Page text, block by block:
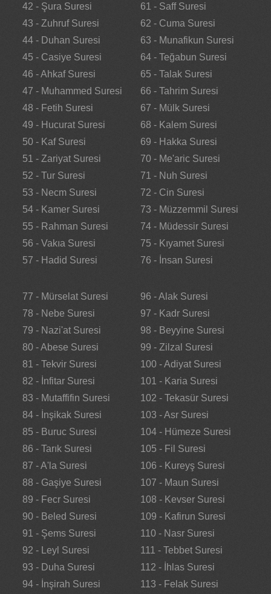
42 - Şura Suresi
43 - Zuhruf Suresi
44 - Duhan Suresi
45 - Casiye Suresi
46 - Ahkaf Suresi
47 - Muhammed Suresi
48 - Fetih Suresi
49 - Hucurat Suresi
50 - Kaf Suresi
51 - Zariyat Suresi
52 - Tur Suresi
53 - Necm Suresi
54 - Kamer Suresi
55 - Rahman Suresi
56 - Vakıa Suresi
57 - Hadid Suresi
61 - Saff Suresi
62 - Cuma Suresi
63 - Munafikun Suresi
64 - Teğabun Suresi
65 - Talak Suresi
66 - Tahrim Suresi
67 - Mülk Suresi
68 - Kalem Suresi
69 - Hakka Suresi
70 - Me'aric Suresi
71 - Nuh Suresi
72 - Cin Suresi
73 - Müzzemmil Suresi
74 - Müdessir Suresi
75 - Kıyamet Suresi
76 - İnsan Suresi
77 - Mürselat Suresi
78 - Nebe Suresi
79 - Nazi'at Suresi
80 - Abese Suresi
81 - Tekvir Suresi
82 - İnfitar Suresi
83 - Mutaffifin Suresi
84 - İnşikak Suresi
85 - Buruc Suresi
86 - Tarık Suresi
87 - A'la Suresi
88 - Gaşiye Suresi
89 - Fecr Suresi
90 - Beled Suresi
91 - Şems Suresi
92 - Leyl Suresi
93 - Duha Suresi
94 - İnşirah Suresi
96 - Alak Suresi
97 - Kadr Suresi
98 - Beyyine Suresi
99 - Zilzal Suresi
100 - Adiyat Suresi
101 - Karia Suresi
102 - Tekasür Suresi
103 - Asr Suresi
104 - Hümeze Suresi
105 - Fil Suresi
106 - Kureyş Suresi
107 - Maun Suresi
108 - Kevser Suresi
109 - Kafirun Suresi
110 - Nasr Suresi
111 - Tebbet Suresi
112 - İhlas Suresi
113 - Felak Suresi